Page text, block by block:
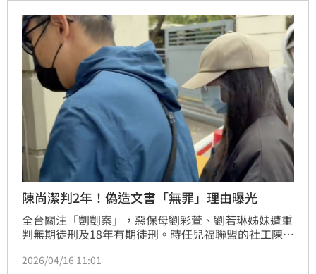
陳尚潔判2年！偽造文書「無罪」理由曝光
全台關注「剴剴案」，惡保母劉彩萱、劉若琳姊妹遭重
判無期徒刑及18年有期徒刑。時任兒福聯盟的社工陳尚
理期間，陳尚潔堅持自己無罪，表示她並非主責社工，
2026/04/16 11:01